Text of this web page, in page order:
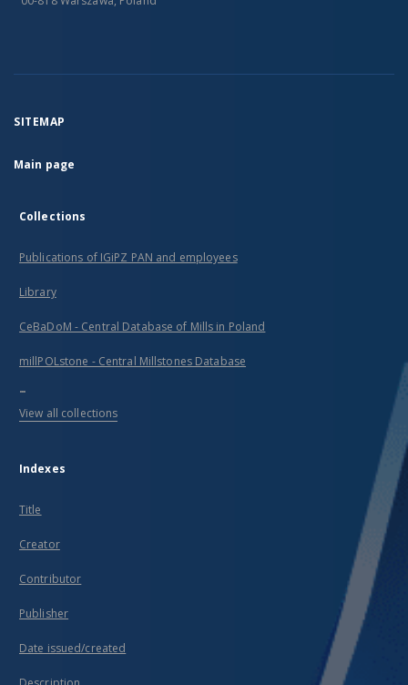
SITEMAP
Main page
Collections
Publications of IGiPZ PAN and employees
Library
CeBaDoM - Central Database of Mills in Poland
millPOLstone - Central Millstones Database
...
View all collections
Indexes
Title
Creator
Contributor
Publisher
Date issued/created